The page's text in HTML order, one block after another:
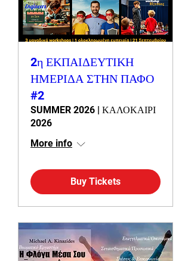
2η ΕΚΠΑΙΔΕΥΤΙΚΗ
ΗΜΕΡΙΔΑ ΣΤΗΝ ΠΑΦΟ
#2
SUMMER 2026 | ΚΑΛΟΚΑΙΡΙ
2026
More info
Buy Tickets